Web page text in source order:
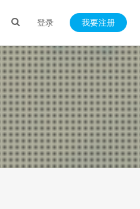
登录 我要注册